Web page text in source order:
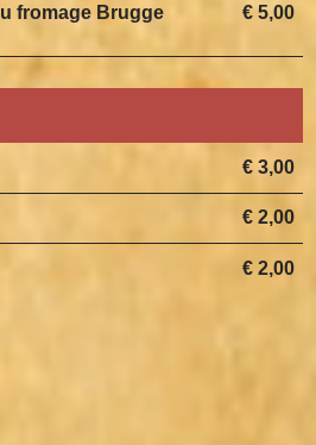
€ 5,00
fromage Brugge
€ 3,00
€ 2,00
€ 2,00